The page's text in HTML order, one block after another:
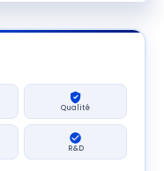
Qualité
R&D